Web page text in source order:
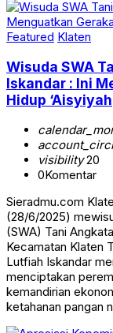
Featured Klaten
Wisuda SWA
Iskandar : Ini
Hidup ‘Aisyiyah
visibility20
0Komentar
Sieradmu.com
(28/6/2025)
(SWA) Tani
Kecamatan Klaten
Lutfiah Iskandar
menciptakan
kemandirian
ketahanan pangan